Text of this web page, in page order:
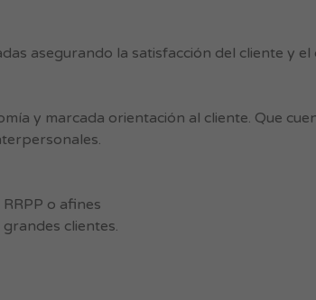
asegurando la satisfacción del cliente y el
y marcada orientación al cliente. Que
o afines
clientes.